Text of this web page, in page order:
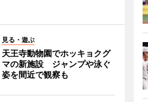
見る・遊ぶ
天王寺動物園でホッキョクグ
マの新施設 ジャンプや泳ぐ
姿を間近で観察も